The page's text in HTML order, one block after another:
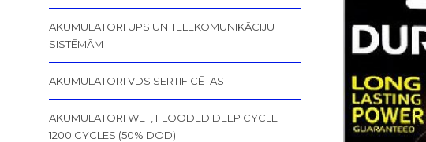
AKUMULATORI UPS UN TELEKOMUNIKĀCIJU
SISTĒMĀM
AKUMULATORI VDS SERTIFICĒTAS
AKUMULATORI WET, FLOODED DEEP CYCLE
1200 CYCLES (50% DOD)